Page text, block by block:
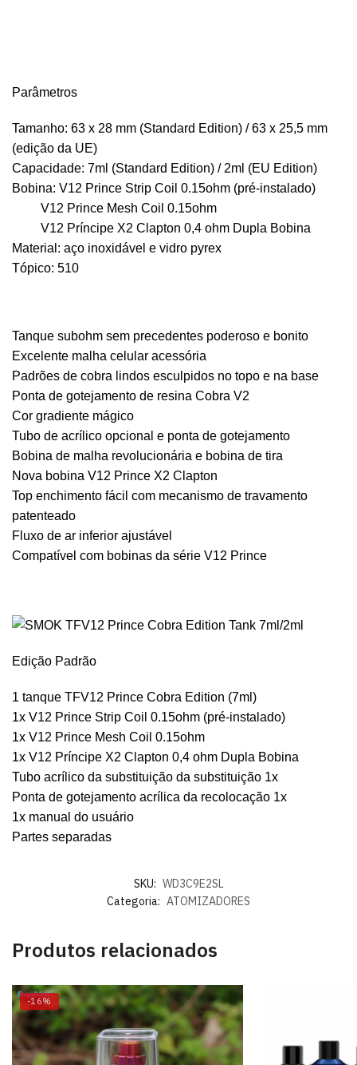
Parâmetros
Tamanho: 63 x 28 mm (Standard Edition) / 63 x 25,5 mm
(edição da UE)
Capacidade: 7ml (Standard Edition) / 2ml (EU Edition)
Bobina: V12 Prince Strip Coil 0.15ohm (pré-instalado)
V12 Prince Mesh Coil 0.15ohm
V12 Príncipe X2 Clapton 0,4 ohm Dupla Bobina
Material: aço inoxidável e vidro pyrex
Tópico: 510
Tanque subohm sem precedentes poderoso e bonito
Excelente malha celular acessória
Padrões de cobra lindos esculpidos no topo e na base
Ponta de gotejamento de resina Cobra V2
Cor gradiente mágico
Tubo de acrílico opcional e ponta de gotejamento
Bobina de malha revolucionária e bobina de tira
Nova bobina V12 Prince X2 Clapton
Top enchimento fácil com mecanismo de travamento
patenteado
Fluxo de ar inferior ajustável
Compatível com bobinas da série V12 Prince
Edição Padrão
1 tanque TFV12 Prince Cobra Edition (7ml)
1x V12 Prince Strip Coil 0.15ohm (pré-instalado)
1x V12 Prince Mesh Coil 0.15ohm
1x V12 Príncipe X2 Clapton 0,4 ohm Dupla Bobina
Tubo acrílico da substituição da substituição 1x
Ponta de gotejamento acrílica da recolocação 1x
1x manual do usuário
Partes separadas
SKU: WD3C9E2SL
Categoria: ATOMIZADORES
Produtos relacionados
-16%